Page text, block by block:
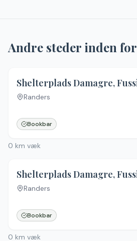
Andre steder inden for
Randers
Bookbar
0 km væk
Randers
Bookbar
0 km væk